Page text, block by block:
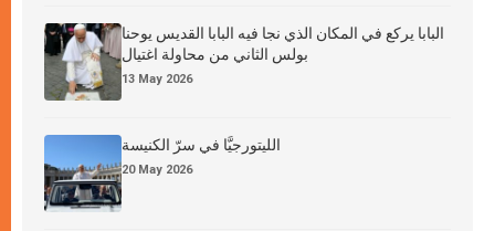
البابا يركع في المكان الذي نجا فيه البابا القديس يوحنا
بولس الثاني من محاولة اغتيال
13 May 2026
الليتورجيَّا في سرّ الكنيسة
20 May 2026